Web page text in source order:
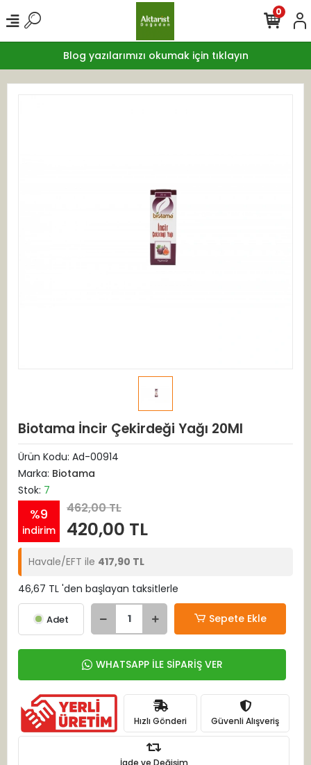
Blog yazılarımızı okumak için tıklayın
0
Biotama İncir Çekirdeği Yağı 20Ml
Ürün Kodu: Ad-00914
Marka: Biotama
Stok: 7
%9
indirim
462,00 TL
420,00 TL
Havale/EFT ile 417,90 TL
46,67 TL 'den başlayan taksitlerle
Adet Sepete Ekle
WHATSAPP İLE SİPARİŞ VER
Hızlı Gönderi Güvenli Alışveriş
İade ve Değişim